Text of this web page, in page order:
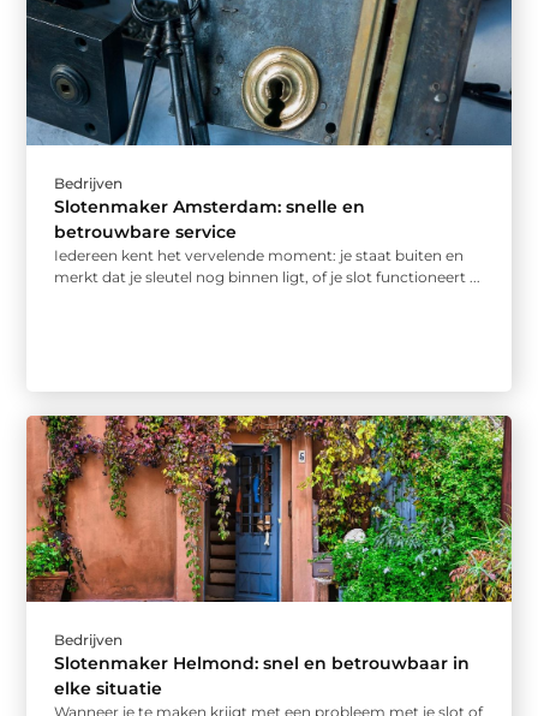
Bedrijven
Slotenmaker Amsterdam: snelle en
betrouwbare service
Iedereen kent het vervelende moment: je staat buiten en
merkt dat je sleutel nog binnen ligt, of je slot functioneert ...
Bedrijven
Slotenmaker Helmond: snel en betrouwbaar in
elke situatie
Wanneer je te maken krijgt met een probleem met je slot of